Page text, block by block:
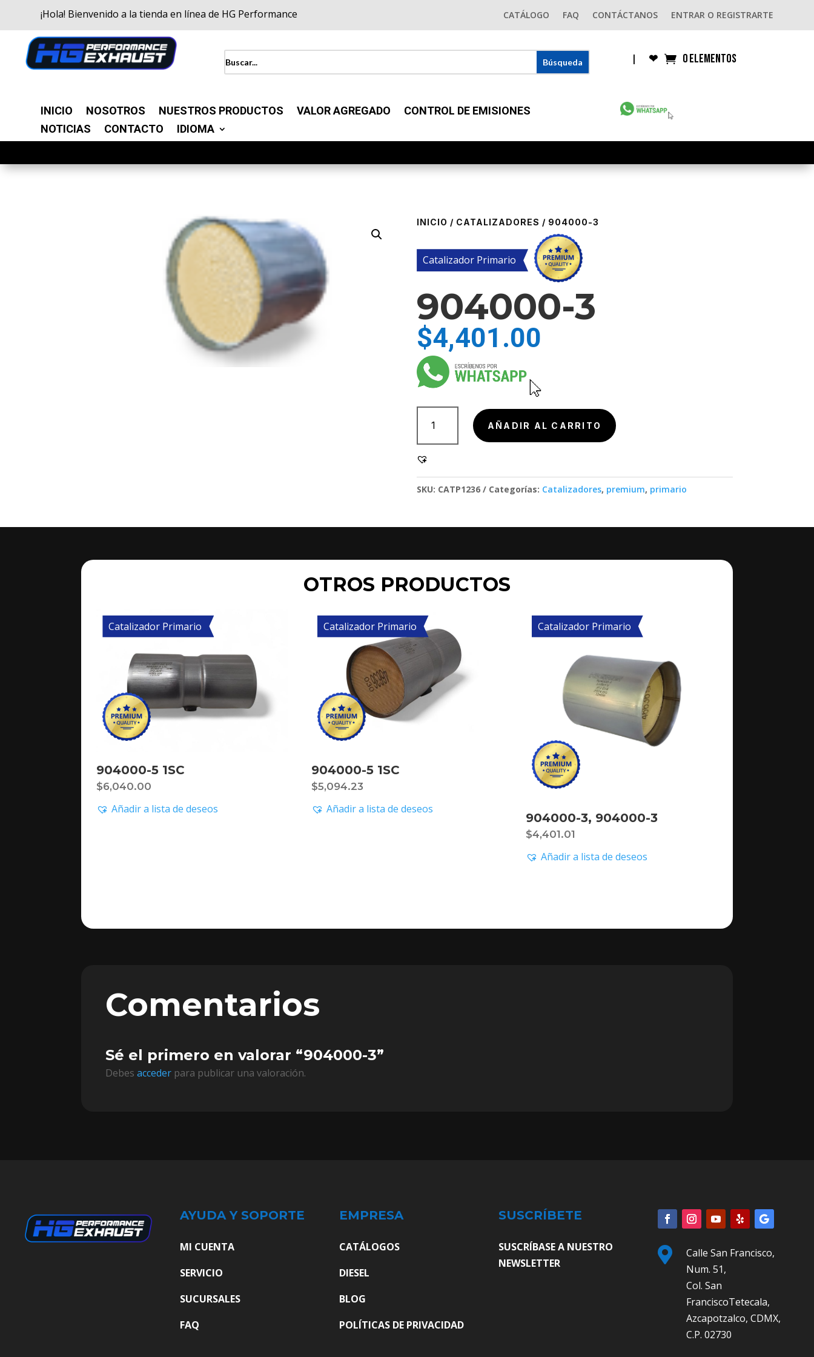
¡Hola! Bienvenido a la tienda en línea de HG Performance CATÁLOGO FAQ CONTÁCTANOS ENTRAR O REGISTRARTE
| ❤︎ 0 elementos
INICIO NOSOTROS NUESTROS PRODUCTOS VALOR AGREGADO
CONTROL DE EMISIONES
NOTICIAS
CONTACTO IDIOMA
INICIO / CATALIZADORES / 904000-3
Catalizador Primario
904000-3
$4,401.00
904000-
cantidad
AÑADIR AL CARRITO
SKU: CATP1236 Categorías: Catalizadores, premium, primario
OTROS PRODUCTOS
Catalizador Primario
904000-5 1SC
$6,040.00
Añadir a lista de deseos
Catalizador Primario
904000-5 1SC
$5,094.23
Añadir a lista de deseos
Catalizador Primario
904000-3, 904000-3
$4,401.01
Añadir a lista de deseos
Comentarios
Sé el primero en valorar “904000-3”
Debesacceder para publicar una valoración.
AYUDA Y SOPORTE
MI CUENTA
SERVICIO
SUCURSALES
FAQ
EMPRESA
CATÁLOGOS
DIESEL
BLOG
POLÍTICAS DE PRIVACIDAD
SUSCRÍBETE
SUSCRÍBASE A NUESTRO
NEWSLETTER

Calle San Francisco,
Num. 51,
Col. San
FranciscoTetecala,
Azcapotzalco, CDMX,
C.P. 02730